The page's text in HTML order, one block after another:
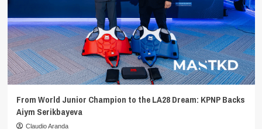
From World Junior Champion to the LA28 Dream: KPNP Backs
Aiym Serikbayeva
Claudio Aranda